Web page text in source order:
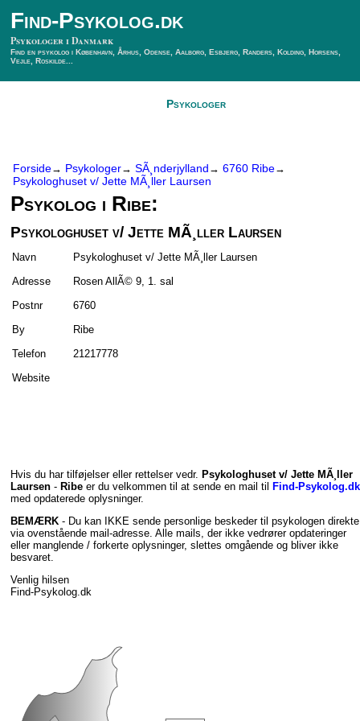
Find-Psykolog.dk
Psykologer i Danmark
Find en psykolog i København, Århus, Odense, Aalborg, Esbjerg, Randers, Kolding, Horsens,
Vejle, Roskilde...
Psykologer
Forside→ Psykologer→ SÃ¸nderjylland → 6760 Ribe→
Psykologhuset v/ Jette MÃ¸ller Laursen
Psykolog i Ribe:
Psykologhuset v/ Jette MÃ¸ller Laursen
Navn
Psykologhuset v/ Jette MÃ¸ller Laursen
Adresse
Rosen AllÃ© 9, 1. sal
Postnr
6760
By
Ribe
Telefon
21217778
Website
Hvis du har tilføjelser eller rettelser vedr. Psykologhuset v/ Jette MÃ¸ller
Laursen - Ribe er du velkommen til at sende en mail til
Find-Psykolog.dk
med opdaterede oplysninger.
BEMÆRK - Du kan IKKE sende personlige beskeder til psykologen direkte
via ovenstående mail-adresse. Alle mails, der ikke vedrører opdateringer
eller manglende / forkerte oplysninger, slettes omgående og bliver ikke
besvaret.
Venlig hilsen
Find-Psykolog.dk